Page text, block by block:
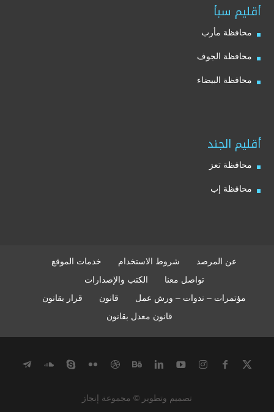
أقليم سبأ
محافظة مأرب
محافظة الجوف
محافظة البيضاء
أقليم الجند
محافظة تعز
محافظة إب
عن المرصد شروط الاستخدام
خدمات الموقع
تواصل معنا
الكتب والإصدارات
مؤتمرات – ندوات – ورش عمل
قانون
قرار بقانون
قانون معدل بقانون
تصميم وتطوير © مجموعة إنجاز